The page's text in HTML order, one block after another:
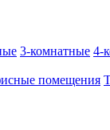
3-комнатные 4-
помещения